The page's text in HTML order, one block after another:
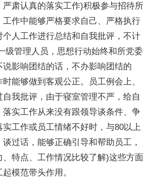
严肃认真的落实工作)积极参与招待所
工作中能够严格要求自己、严格执行
个人工作进行总结和自我批评，不计
级管理人员，思想行动始终和所党委
影响团结的话，不办影响团结的
能够做到客观公正。员工例会上、
我批评，由于寝室管理不严，给自
落实工作从来没有跟领导谈条件、争
工作或员工情绪不好时，与80以上
过话，能够正确引导和帮助员工，
、特点、工作情况比较了解)这些方面
模范带头作用。